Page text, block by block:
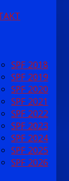
SPF 2018
SPF 2019
SPF 2020
SPF 2021
SPF 2022
SPF 2023
SPF 2024
SPF 2025
SPF 2026